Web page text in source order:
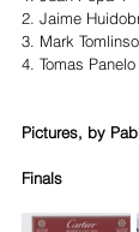
2. Jaime
3. Mark
4. Tomas Panelo
Pictures, by
Finals